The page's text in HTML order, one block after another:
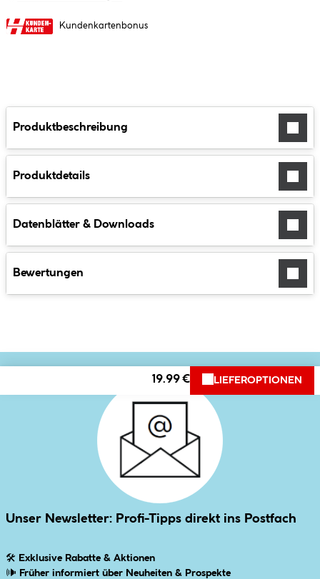
Kundenkartenbonus
Produktbeschreibung
Produktdetails
Datenblätter & Downloads
Bewertungen
19.99 € LIEFEROPTIONEN
Unser Newsletter: Profi-Tipps direkt ins Postfach
🛠 Exklusive Rabatte & Aktionen
🕪 Früher informiert über Neuheiten & Prospekte